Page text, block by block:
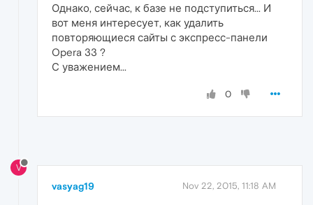
Однако, сейчас, к базе не подступиться... И
вот меня интересует, как удалить
повторяющиеся сайты с экспресс-панели
Opera 33 ?
С уважением...
0
V
vasyag19 Nov 22, 2015, 11:18 AM